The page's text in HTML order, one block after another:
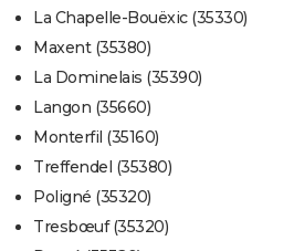
La Chapelle-Bouëxic (35330)
Maxent (35380)
La Dominelais (35390)
Langon (35660)
Monterfil (35160)
Treffendel (35380)
Poligné (35320)
Tresbœuf (35320)